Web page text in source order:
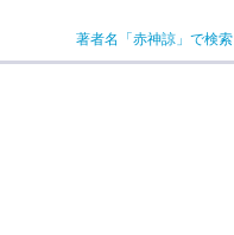
著者名「赤神諒」で検索